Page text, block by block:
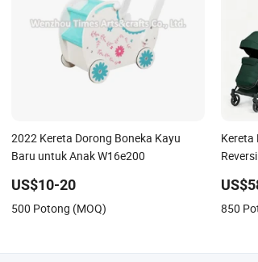
2022 Kereta Dorong Boneka Kayu
Baru untuk Anak W16e200
US$10-20
500 Potong (MOQ)
Kereta
850